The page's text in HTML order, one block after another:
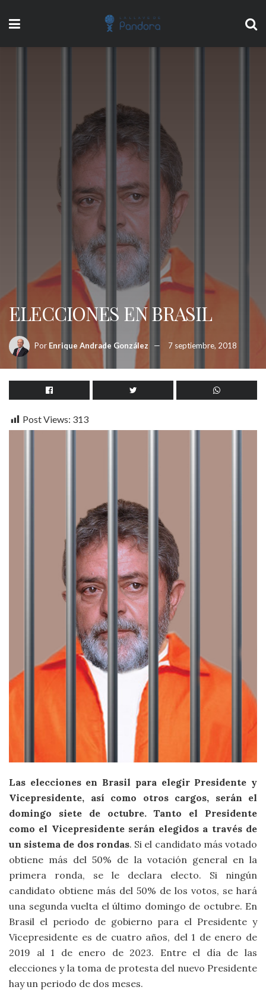
ELECCIONES EN BRASIL
Por Enrique Andrade González 7 septiembre, 2018
Post Views: 313
Las elecciones en Brasil para elegir Presidente y
Vicepresidente, así como otros cargos, serán el
domingo siete de octubre.
Tanto el Presidente
como el Vicepresidente serán elegidos a través de
un sistema de dos rondas. Si el candidato más votado
obtiene más del 50% de la votación general en la
primera ronda, se le declara electo. Si ningún
candidato obtiene más del 50% de los votos, se hará
una segunda vuelta el último domingo de octubre. En
Brasil el periodo de gobierno para el Presidente y
Vicepresidente es de cuatro años, del 1 de enero de
2019 al 1 de enero de 2023. Entre el día de las
elecciones y la toma de protesta del nuevo Presidente
hay un periodo de dos meses.